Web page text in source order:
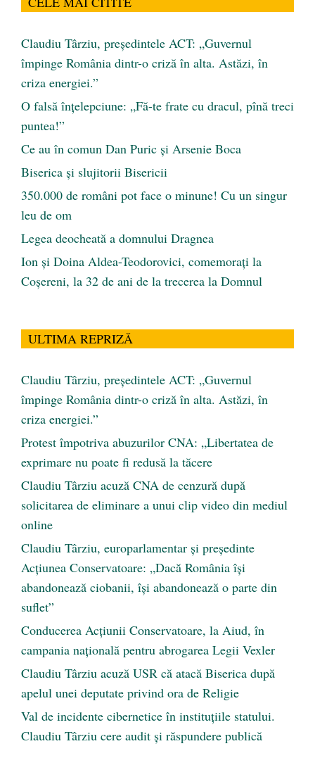
Claudiu Târziu, președintele ACT: „Guvernul
împinge România dintr-o criză în alta. Astăzi, în
criza energiei.”
O falsă înțelepciune: „Fă-te frate cu dracul, pînă treci
puntea!”
Ce au în comun Dan Puric şi Arsenie Boca
Biserica și slujitorii Bisericii
350.000 de români pot face o minune! Cu un singur
leu de om
Legea deocheată a domnului Dragnea
Ion și Doina Aldea-Teodorovici, comemorați la
Coșereni, la 32 de ani de la trecerea la Domnul
ULTIMA REPRIZĂ
Claudiu Târziu, președintele ACT: „Guvernul
împinge România dintr-o criză în alta. Astăzi, în
criza energiei.”
Protest împotriva abuzurilor CNA: „Libertatea de
exprimare nu poate fi redusă la tăcere
Claudiu Târziu acuză CNA de cenzură după
solicitarea de eliminare a unui clip video din mediul
online
Claudiu Târziu, europarlamentar și președinte
Acțiunea Conservatoare: „Dacă România își
abandonează ciobanii, își abandonează o parte din
suflet”
Conducerea Acțiunii Conservatoare, la Aiud, în
campania națională pentru abrogarea Legii Vexler
Claudiu Târziu acuză USR că atacă Biserica după
apelul unei deputate privind ora de Religie
Val de incidente cibernetice în instituțiile statului.
Claudiu Târziu cere audit și răspundere publică